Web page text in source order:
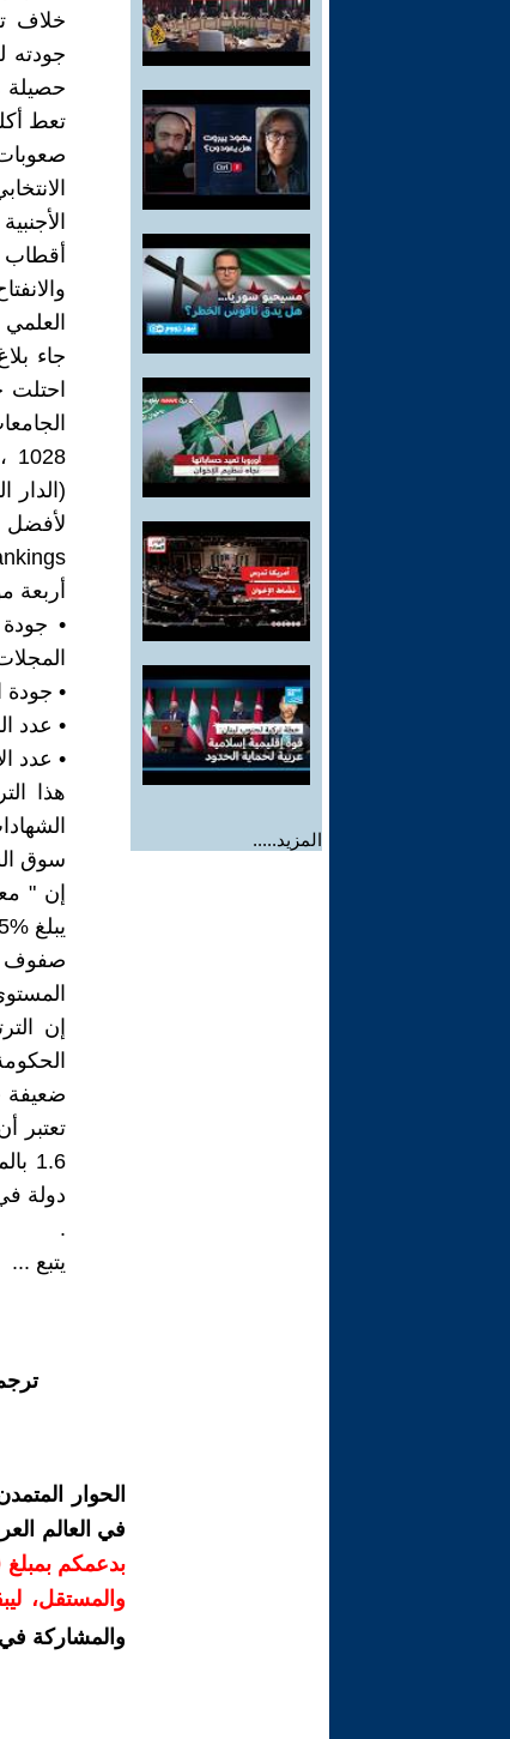
المزيد.....
خلاف
جودته
حصيلة
أقطاب
• جودة
• عدد
• عدد
هذا
سوق
إن
ضعيفة
.
يتبع ...
الحوار
في العالم
والمستقل،
والمشاركة